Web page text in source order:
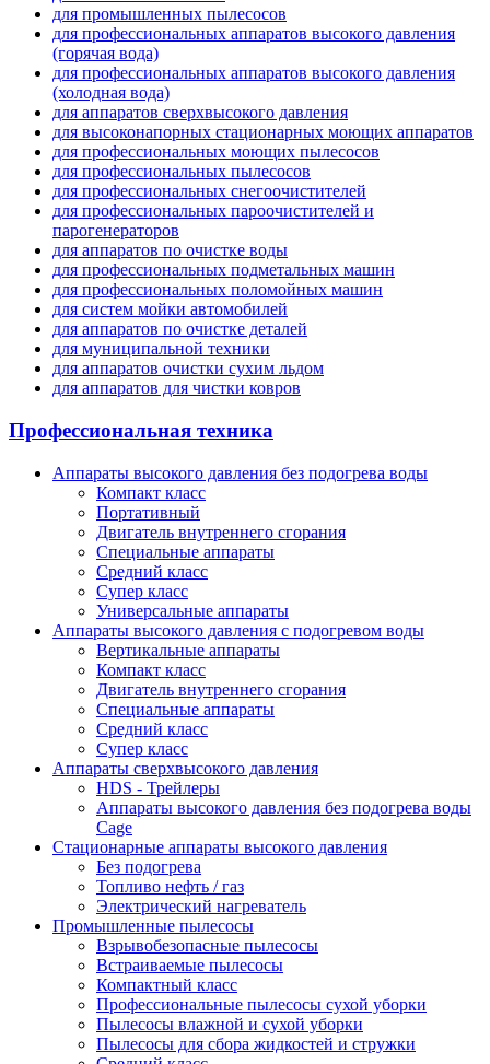
для промышленных пылесосов
для профессиональных аппаратов высокого давления
(горячая вода)
для профессиональных аппаратов высокого давления
(холодная вода)
для аппаратов сверхвысокого давления
для высоконапорных стационарных моющих аппаратов
для профессиональных моющих пылесосов
для профессиональных пылесосов
для профессиональных снегоочистителей
для профессиональных пароочистителей и
парогенераторов
для аппаратов по очистке воды
для профессиональных подметальных машин
для профессиональных поломойных машин
для систем мойки автомобилей
для аппаратов по очистке деталей
для муниципальной техники
для аппаратов очистки сухим льдом
для аппаратов для чистки ковров
Профессиональная техника
Аппараты высокого давления без подогрева воды
Компакт класс
Портативный
Двигатель внутреннего сгорания
Специальные аппараты
Средний класс
Супер класс
Универсальные аппараты
Аппараты высокого давления с подогревом воды
Вертикальные аппараты
Компакт класс
Двигатель внутреннего сгорания
Специальные аппараты
Средний класс
Супер класс
Аппараты сверхвысокого давления
HDS - Трейлеры
Аппараты высокого давления без подогрева воды
Cage
Стационарные аппараты высокого давления
Без подогрева
Топливо нефть / газ
Электрический нагреватель
Промышленные пылесосы
Взрывобезопасные пылесосы
Встраиваемые пылесосы
Компактный класс
Профессиональные пылесосы сухой уборки
Пылесосы влажной и сухой уборки
Пылесосы для сбора жидкостей и стружки